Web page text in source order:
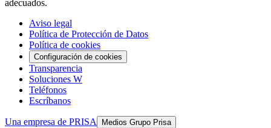
adecuados.
Aviso legal
Política de Protección de Datos
Política de cookies
Configuración de cookies
Transparencia
Soluciones W
Teléfonos
Escríbanos
Una empresa de PRISA Medios Grupo Prisa